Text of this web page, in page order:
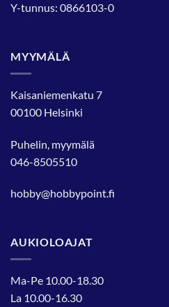
Y-tunnus: 0866103-0
MYYMÄLÄ
Kaisaniemenkatu 7
00100 Helsinki
Puhelin, myymälä
046-8505510
hobby@hobbypoint.fi
AUKIOLOAJAT
Ma-Pe 10.00-18.30
La 10.00-16.30